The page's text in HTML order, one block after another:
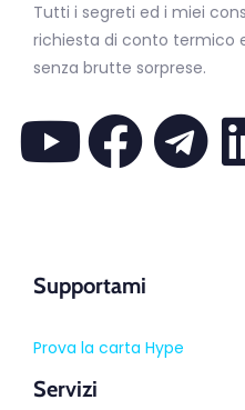
Tutti i segreti ed i miei
richiesta di conto termico
senza brutte sorprese.
Supportami
Prova la carta Hype
Servizi